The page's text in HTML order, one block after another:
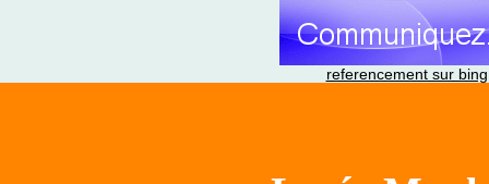
referencement sur bing